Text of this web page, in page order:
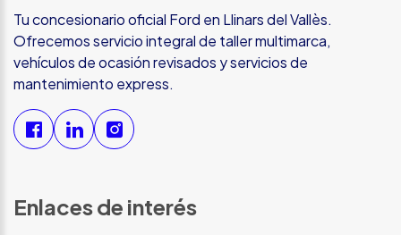
Tu concesionario oficial Ford en Llinars del Vallès.
Ofrecemos servicio integral de taller multimarca,
vehículos de ocasión revisados y servicios de
mantenimiento express.
Enlaces de interés